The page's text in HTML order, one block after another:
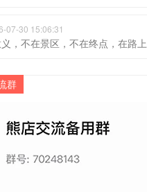
07-30 15:06:31
，不在景区，不在终点，在路上
群